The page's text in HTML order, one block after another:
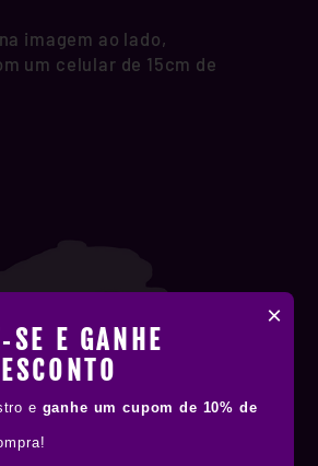
×
E GANHE
e ganhe um cupom de 10% de
imagem ao lado,
um celular de 15cm de